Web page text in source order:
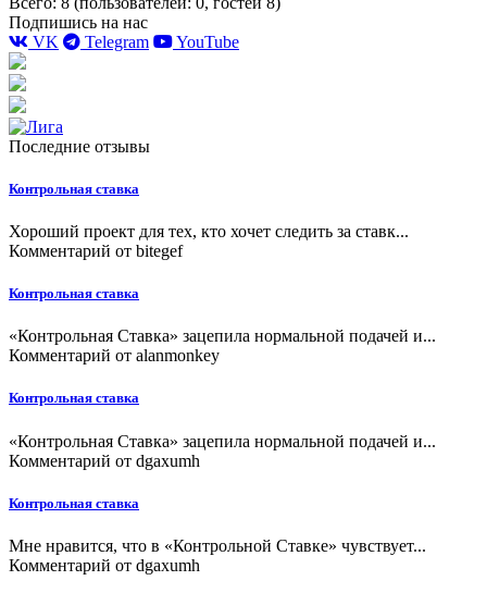
Подпишись на нас
VK
Telegram YouTube
Последние отзывы
Контрольная ставка
Хороший проект для тех, кто хочет следить за ставк...
Комментарий от bitegef
Контрольная ставка
«Контрольная Ставка» зацепила нормальной подачей и...
Комментарий от alanmonkey
Контрольная ставка
«Контрольная Ставка» зацепила нормальной подачей и...
Комментарий от dgaxumh
Контрольная ставка
Мне нравится, что в «Контрольной Ставке» чувствует...
Комментарий от dgaxumh